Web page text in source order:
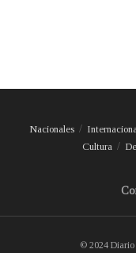
Nacionales
Cultura
© 2024 Diario